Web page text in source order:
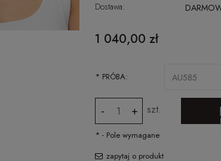
Dostawa:
CENA NIE ZAWIERA EWENTUALNYCH
KOSZTÓW PŁATNOŚCI
1 040,00 zł
* PRÓBA:
- + szt.
* - Pole wymagane
zapytaj o produkt